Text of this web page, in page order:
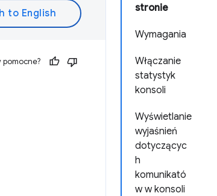
stronie
Wymagania
Włączanie
statystyk
konsoli
Wyświetlanie
wyjaśnień
dotyczącyc
h
komunikató
w w konsoli
pomocne?